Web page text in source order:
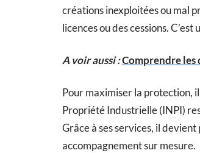
créations inexploitées ou mal
licences ou des cessions.
A voir aussi :Comprendre
Pour maximiser la protection,
Propriété Industrielle (INPI)
Grâce à ses services, il
accompagnement sur mesure.